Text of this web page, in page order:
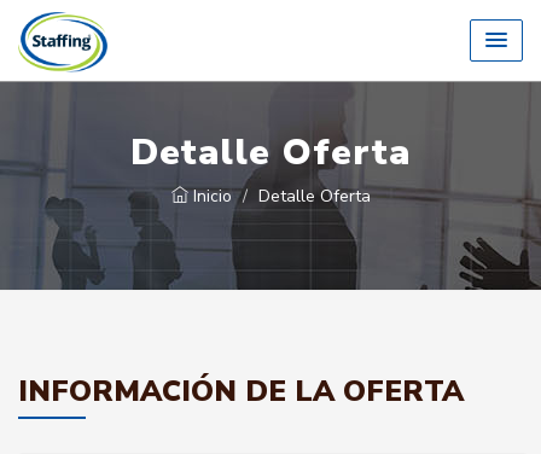
Detalle Oferta
Inicio Detalle Oferta
INFORMACIÓN DE LA OFERTA